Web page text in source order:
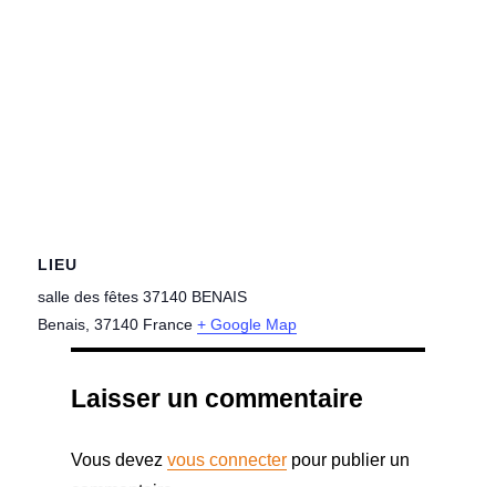
LIEU
salle des fêtes 37140 BENAIS
Benais, 37140 France + Google Map
Laisser un commentaire
Vous devez vous connecterpour publier un